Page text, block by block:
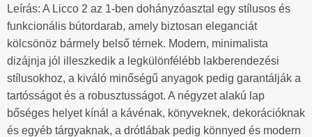
Leírás: A Licco 2 az 1-ben dohányzóasztal egy stílusos és
funkcionális bútordarab, amely biztosan eleganciát
kölcsönöz bármely belső térnek. Modern, minimalista
dizájnja jól illeszkedik a legkülönfélébb lakberendezési
stílusokhoz, a kiváló minőségű anyagok pedig garantálják a
tartósságot és a robusztusságot. A négyzet alakú lap
bőséges helyet kínál a kávénak, könyveknek, dekorációknak
és egyéb tárgyaknak, a drótlábak pedig könnyed és modern